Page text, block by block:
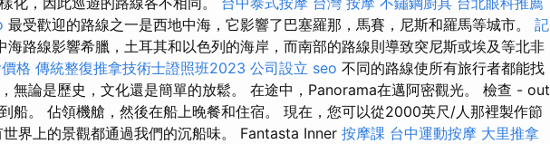
最受歡迎的路線之一是西地中海，它影響了巴塞羅那，馬賽，尼斯和羅馬等城市。 記
海路線影響希臘，土耳其和以色列的海岸，而南部的路線則導致突尼斯或埃及等北非
格 傳統整復推拿技術士證照班2023 公司設立 seo 不同的路線使所有旅行者都能找
無論是歷史，文化還是簡單的放鬆。 在途中，Panorama在邁阿密觀光。 檢查 - out
船。 佔領機艙，然後在船上晚餐和住宿。 現在，您可以從2000英尺/人那裡製作節
界上的景觀都通過我們的沉船味。 Fantasta Inner 按摩課 台中運動按摩 大里推拿